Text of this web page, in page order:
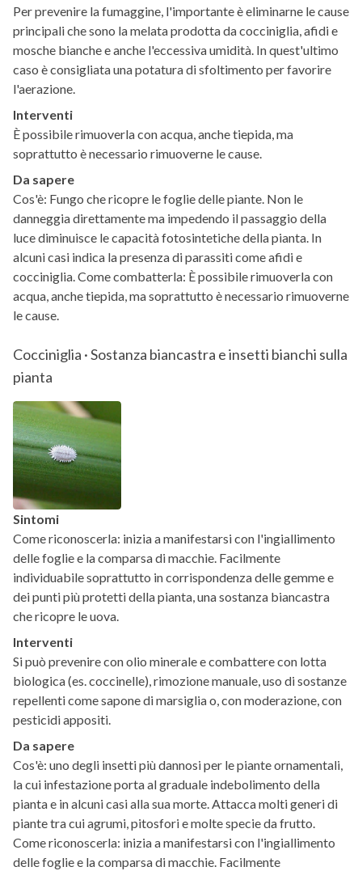
Per prevenire la fumaggine, l'importante è eliminarne le cause
principali che sono la melata prodotta da cocciniglia, afidi e
mosche bianche e anche l'eccessiva umidità. In quest'ultimo
caso è consigliata una potatura di sfoltimento per favorire
l'aerazione.
Interventi
È possibile rimuoverla con acqua, anche tiepida, ma
soprattutto è necessario rimuoverne le cause.
Da sapere
Cos'è: Fungo che ricopre le foglie delle piante. Non le
danneggia direttamente ma impedendo il passaggio della
luce diminuisce le capacità fotosintetiche della pianta. In
alcuni casi indica la presenza di parassiti come afidi e
cocciniglia. Come combatterla: È possibile rimuoverla con
acqua, anche tiepida, ma soprattutto è necessario rimuoverne
le cause.
Cocciniglia · Sostanza biancastra e insetti bianchi sulla
pianta
Sintomi
Come riconoscerla: inizia a manifestarsi con l'ingiallimento
delle foglie e la comparsa di macchie. Facilmente
individuabile soprattutto in corrispondenza delle gemme e
dei punti più protetti della pianta, una sostanza biancastra
che ricopre le uova.
Interventi
Si può prevenire con olio minerale e combattere con lotta
biologica (es. coccinelle), rimozione manuale, uso di sostanze
repellenti come sapone di marsiglia o, con moderazione, con
pesticidi appositi.
Da sapere
Cos'è: uno degli insetti più dannosi per le piante ornamentali,
la cui infestazione porta al graduale indebolimento della
pianta e in alcuni casi alla sua morte. Attacca molti generi di
piante tra cui agrumi, pitosfori e molte specie da frutto.
Come riconoscerla: inizia a manifestarsi con l'ingiallimento
delle foglie e la comparsa di macchie. Facilmente